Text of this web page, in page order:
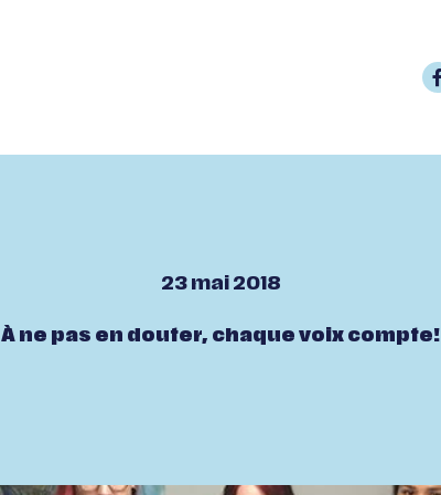
23 mai 2018
À ne pas en douter, chaque voix compte!